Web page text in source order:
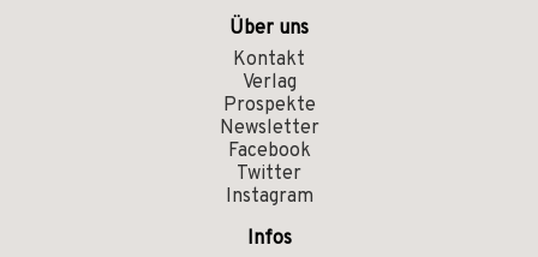
Über uns
Kontakt
Verlag
Prospekte
Newsletter
Facebook
Twitter
Instagram
Infos